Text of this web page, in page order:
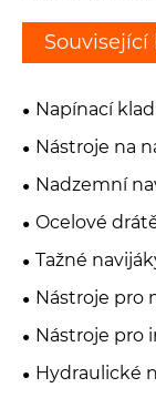
Napínací
Nástroje na
Nadzemní
Ocelové
Tažné
Nástroje pro
Nástroje pro
Hydraulické